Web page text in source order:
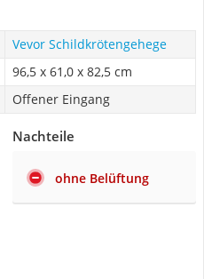
Vevor Schildkrötengehege
96,5 x 61,0 x 82,5 cm
Offener Eingang
Nachteile
ohne Belüftung